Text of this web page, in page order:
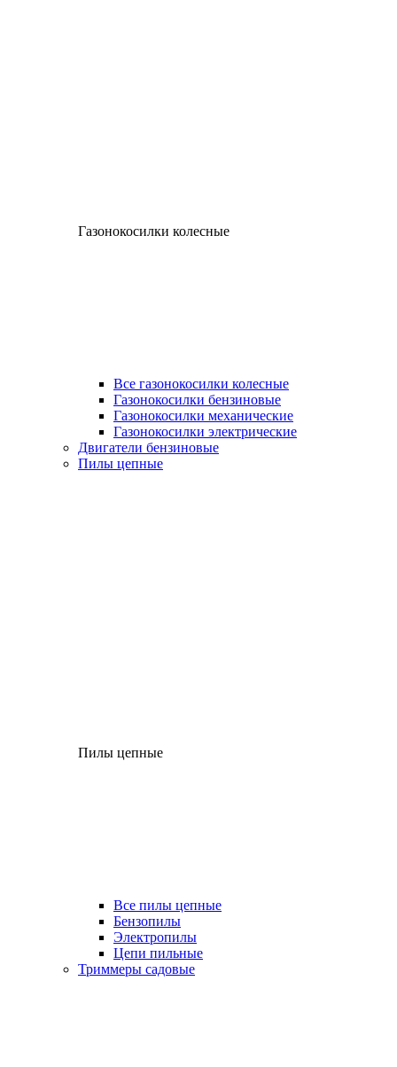
Газонокосилки колесные
Все газонокосилки колесные
Газонокосилки бензиновые
Газонокосилки механические
Газонокосилки электрические
Двигатели бензиновые
Пилы цепные
Пилы цепные
Все пилы цепные
Бензопилы
Электропилы
Цепи пильные
Триммеры садовые